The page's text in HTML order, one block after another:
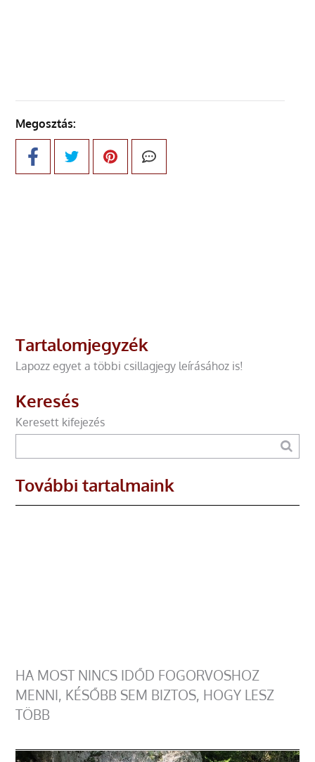
Megosztás:
Tartalomjegyzék
Lapozz egyet a többi csillagjegy leírásához is!
Keresés
Keresett kifejezés
További tartalmaink
HA MOST NINCS IDŐD FOGORVOSHOZ
MENNI, KÉSŐBB SEM BIZTOS, HOGY LESZ
TÖBB